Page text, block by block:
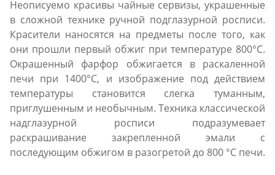
Неописуемо красивы чайные сервизы, украшенные
в сложной технике ручной подглазурной росписи.
Красители наносятся на предметы после того, как
они прошли первый обжиг при температуре 800°C.
Окрашенный фарфор обжигается в раскаленной
печи при 1400°C, и изображение под действием
температуры становится слегка туманным,
приглушенным и необычным. Техника классической
надглазурной росписи подразумевает
раскрашивание закрепленной эмали с
последующим обжигом в разогретой до 800 °C печи.